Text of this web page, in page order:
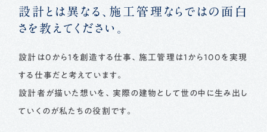
設計とは異なる、施工管理ならではの面白
さを教えてください。
設計は0から1を創造する仕事、施工管理は1から100を実現
する仕事だと考えています。
設計者が描いた想いを、実際の建物として世の中に生み出し
ていくのが私たちの役割です。